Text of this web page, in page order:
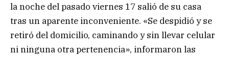
la noche del pasado viernes 17 salió de su casa
tras un aparente inconveniente. «Se despidió y se
retiró del domicilio, caminando y sin llevar celular
ni ninguna otra pertenencia», informaron las